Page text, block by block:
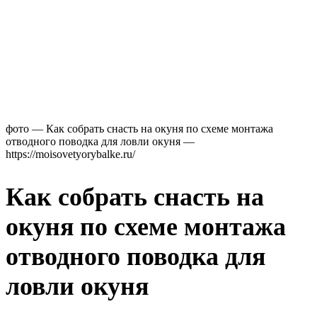
фото — Как собрать снасть на окуня по схеме монтажа
отводного поводка для ловли окуня —
https://moisovetyorybalke.ru/
Как собрать снасть на
окуня по схеме монтажа
отводного поводка для
ловли окуня